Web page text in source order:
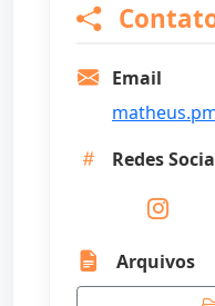
Email
Redes
Arquivos